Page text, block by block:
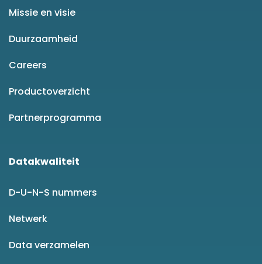
Missie en visie
Duurzaamheid
Careers
Productoverzicht
Partnerprogramma
Datakwaliteit
D-U-N-S nummers
Netwerk
Data verzamelen